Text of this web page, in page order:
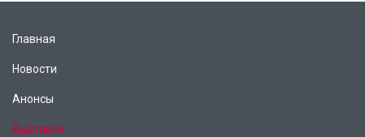
Главная
Новости
Анонсы
Выставки